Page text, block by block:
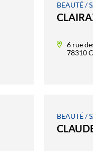
BEAUTÉ /
6 rue
78310
BEAUTÉ /